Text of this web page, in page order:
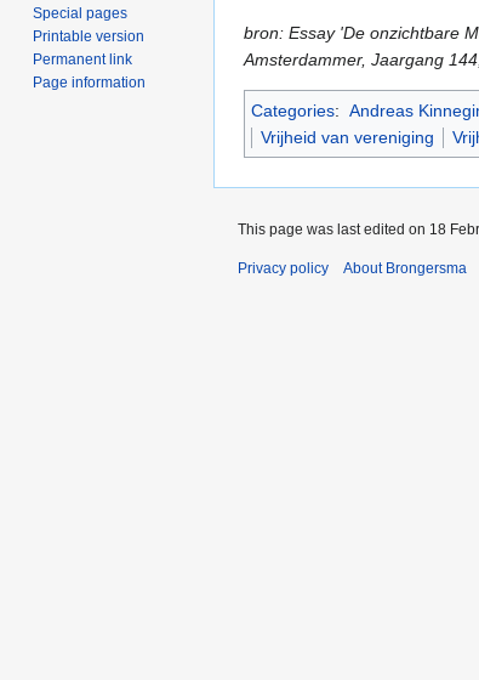
bron: Essay 'De onzichtbare
Amsterdammer, Jaargang
Categories: Andreas
Vrijheid van vereniging
Special pages
Printable version
Permanent link
Page information
This page was last edited on 18
Privacy policy About Brongersma